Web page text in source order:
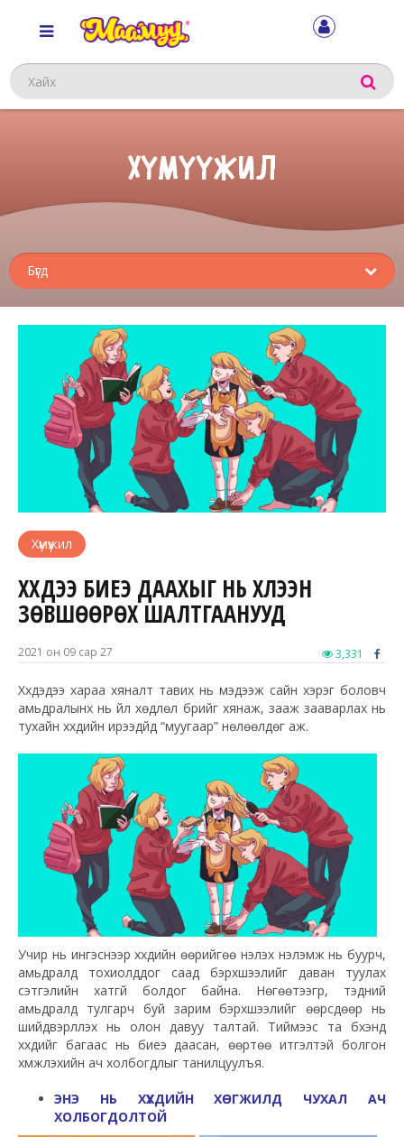
Хайх
ХҮМҮҮЖИЛ
Хүмүүжил
ХҮҮХДЭЭ БИЕЭ ДААХЫГ НЬ ХҮЛЭЭН
ЗӨВШӨӨРӨХ ШАЛТГААНУУД
2021 он 09 сар 27 3,331
Хүүхдэдээ хараа хяналт тавих нь мэдээж сайн хэрэг боловч
амьдралынх нь үйл хөдлөл бүрийг хянаж, зааж зааварлах нь
тухайн хүүхдийн ирээдүйд “муугаар” нөлөөлдөг аж.
Учир нь ингэснээр хүүхдийн өөрийгөө үнэлэх үнэлэмж нь буурч,
амьдралд тохиолддог саад бэрхшээлийг даван туулах
сэтгэлийн хатгүй болдог байна. Нөгөөтээгүүр, тэдний
амьдралд тулгарч буй зарим бэрхшээлийг өөрсдөөр нь
шийдвэрлүүлэх нь олон давуу талтай. Тиймээс та бүхэнд
хүүхдийг багаас нь биеэ даасан, өөртөө итгэлтэй болгон
хүмүүжүүлэхийн ач холбогдлыг танилцуулъя.
ЭНЭ НЬ ХҮҮХДИЙН ХӨГЖИЛД ЧУХАЛ АЧ
ХОЛБОГДОЛТОЙ